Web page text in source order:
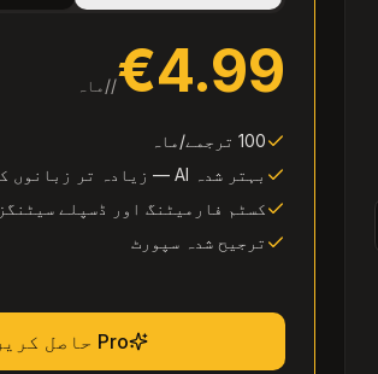
€4.99
//ماہ
100 ترجمے/ماہ
بہتر شدہ AI — زیادہ تر زبانوں کے لیے بہترین
کسٹم فارمیٹنگ اور ڈسپلے سیٹنگز
ترجیح شدہ سپورٹ
Pro حاصل کریں